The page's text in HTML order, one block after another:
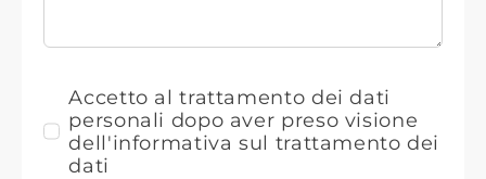
Accetto al trattamento dei dati
personali dopo aver preso visione
dell'informativa sul trattamento dei
dati